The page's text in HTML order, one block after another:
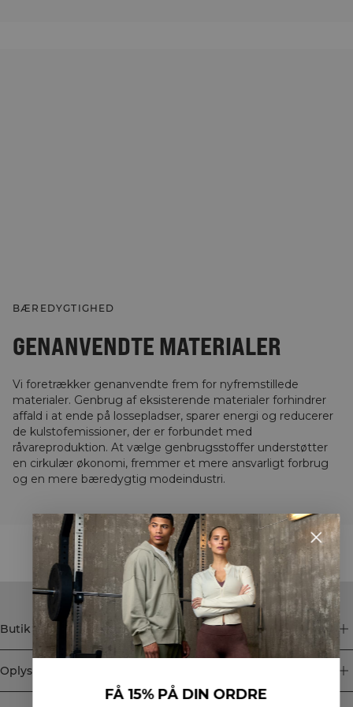
BÆREDYGTIGHED
GENANVENDTE MATERIALER
Vi foretrækker genanvendte frem for nyfremstillede
materialer. Genbrug af eksisterende materialer forhindrer
affald i at ende på lossepladser, sparer energi og reducerer
de kulstofemissioner, der er forbundet med
råvareproduktion. At vælge genbrugsstoffer understøtter
en cirkulær økonomi, fremmer et mere ansvarligt forbrug
og en mere bæredygtig modeindustri.
STYLE WITH
Butik
Oplysninger
FÅ 15% PÅ DIN ORDRE